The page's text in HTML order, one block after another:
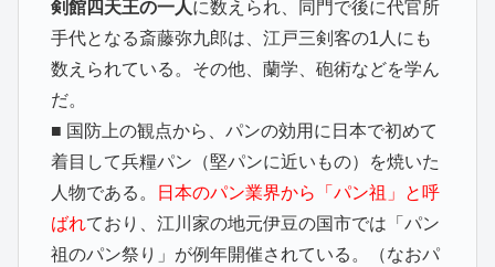
剣館四天王の一人に数えられ、同門で後に代官所
手代となる斎藤弥九郎は、江戸三剣客の1人にも
数えられている。その他、蘭学、砲術などを学ん
だ。
■ 国防上の観点から、パンの効用に日本で初めて
着目して兵糧パン（堅パンに近いもの）を焼いた
人物である。
日本のパン業界から「パン祖」と呼
ばれており、江川家の地元伊豆の国市では「パン
祖のパン祭り」が例年開催されている。（なおパ